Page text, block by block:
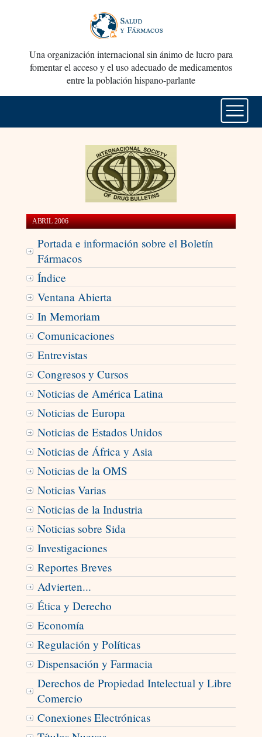
Una organización internacional sin ánimo de lucro para
fomentar el acceso y el uso adecuado de medicamentos
entre la población hispano-parlante
ABRIL 2006
Portada e información sobre el Boletín
Fármacos
Índice
Ventana Abierta
In Memoriam
Comunicaciones
Entrevistas
Congresos y Cursos
Noticias de América Latina
Noticias de Europa
Noticias de Estados Unidos
Noticias de África y Asia
Noticias de la OMS
Noticias Varias
Noticias de la Industria
Noticias sobre Sida
Investigaciones
Reportes Breves
Advierten...
Ética y Derecho
Economía
Regulación y Políticas
Dispensación y Farmacia
Derechos de Propiedad Intelectual y Libre
Comercio
Conexiones Electrónicas